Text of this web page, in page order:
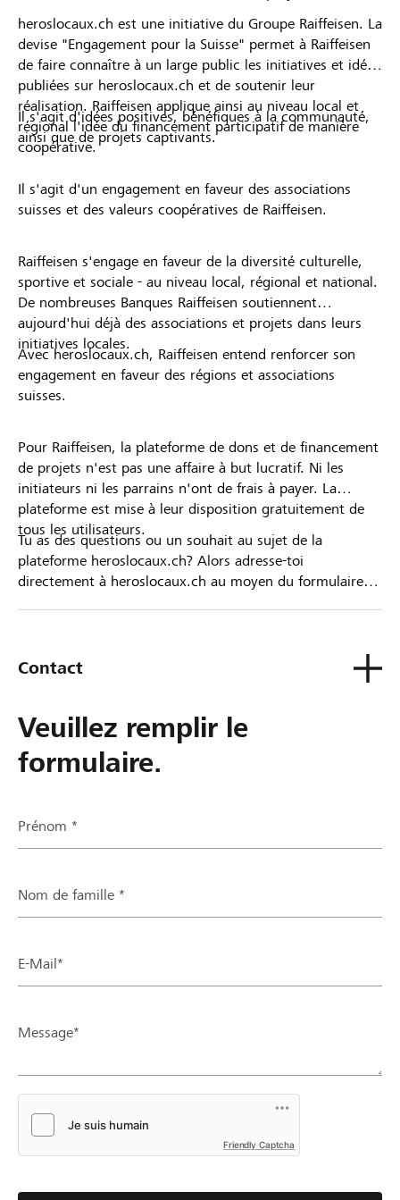
heroslocaux.ch est une initiative du Groupe Raiffeisen. La
devise "Engagement pour la Suisse" permet à Raiffeisen
de faire connaître à un large public les initiatives et idées
publiées sur heroslocaux.ch et de soutenir leur
réalisation. Raiffeisen applique ainsi au niveau local et
régional l'idée du financement participatif de manière
coopérative.
Il s'agit d'idées positives, bénéfiques à la communauté,
ainsi que de projets captivants.
Il s'agit d'un engagement en faveur des associations
suisses et des valeurs coopératives de Raiffeisen.
Raiffeisen s'engage en faveur de la diversité culturelle,
sportive et sociale - au niveau local, régional et national.
De nombreuses Banques Raiffeisen soutiennent
aujourd'hui déjà des associations et projets dans leurs
initiatives locales.
Avec heroslocaux.ch, Raiffeisen entend renforcer son
engagement en faveur des régions et associations
suisses.
Pour Raiffeisen, la plateforme de dons et de financement
de projets n'est pas une affaire à but lucratif. Ni les
initiateurs ni les parrains n'ont de frais à payer. La
plateforme est mise à leur disposition gratuitement de
tous les utilisateurs.
Tu as des questions ou un souhait au sujet de la
plateforme heroslocaux.ch? Alors adresse-toi
directement à heroslocaux.ch au moyen du formulaire
Contact
Veuillez remplir le
formulaire.
Prénom *
Nom de famille *
E-Mail*
Message*
Friendly Captcha